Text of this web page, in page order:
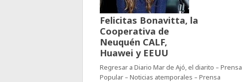
Felicitas Bonavitta, la
Cooperativa de
Neuquén CALF,
Huawei y EEUU
Regresar a Diario Mar de Ajó, el diarito – Prensa
Popular – Noticias atemporales – Prensa